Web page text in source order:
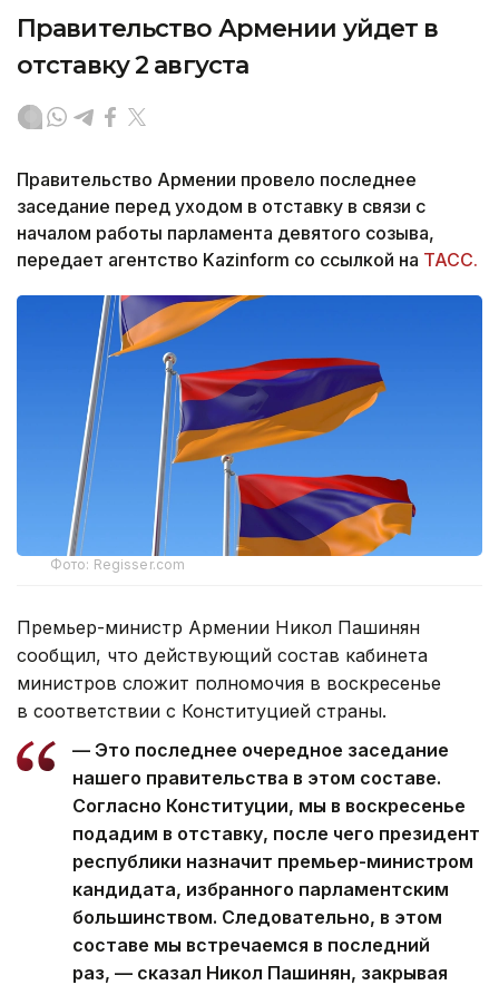
Правительство Армении уйдет в
отставку 2 августа
Правительство Армении провело последнее
заседание перед уходом в отставку в связи с
началом работы парламента девятого созыва,
передает агентство Kazinform со ссылкой на ТАСС.
Фото: Regisser.com
Премьер-министр Армении Никол Пашинян
сообщил, что действующий состав кабинета
министров сложит полномочия в воскресенье
в соответствии с Конституцией страны.
— Это последнее очередное заседание
нашего правительства в этом составе.
Согласно Конституции, мы в воскресенье
подадим в отставку, после чего президент
республики назначит премьер-министром
кандидата, избранного парламентским
большинством. Следовательно, в этом
составе мы встречаемся в последний
раз, — сказал Никол Пашинян, закрывая